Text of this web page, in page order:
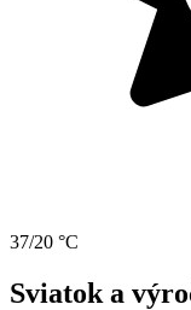
37/20 °C
Sviatok a